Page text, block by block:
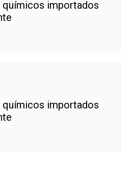
químicos importados
químicos importados